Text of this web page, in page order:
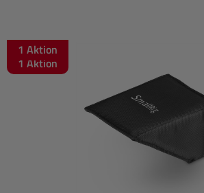
Bildergalerie überspringen
1 Aktion
1 Aktion